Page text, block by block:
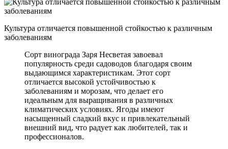
Культура отличается повышенной стойкостью к различным
заболеваниям
Сорт винограда Заря Несветая завоевал
популярность среди садоводов благодаря своим
выдающимся характеристикам. Этот сорт
отличается высокой устойчивостью к
заболеваниям и морозам, что делает его
идеальным для выращивания в различных
климатических условиях. Ягоды имеют
насыщенный сладкий вкус и привлекательный
внешний вид, что радует как любителей, так и
профессионалов.